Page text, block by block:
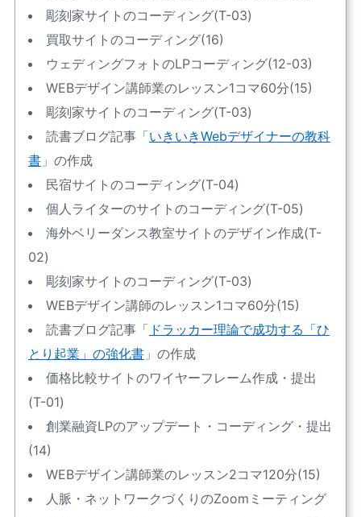
彫刻家サイトのコーディング(T-03)
買取サイトのコーディング(16)
ウェディングフォトのLPコーディング(12-03)
WEBデザイン講師業のレッスン1コマ60分(15)
彫刻家サイトのコーディング(T-03)
読書ブログ記事「いきいきWebデザイナーの教科
書」の作成
民宿サイトのコーディング(T-04)
個人ライターのサイトのコーディング(T-05)
海外ベリーダンス教室サイトのデザイン作成(T-
02)
彫刻家サイトのコーディング(T-03)
WEBデザイン講師のレッスン1コマ60分(15)
読書ブログ記事「 ドラッカー理論で成功する「ひ
とり起業」の強化書」の作成
価格比較サイトのワイヤーフレーム作成・提出
(T-01)
創業融資LPのアップデート・コーディング・提出
(14)
WEBデザイン講師業のレッスン2コマ120分(15)
人脈・ネットワークづくりのZoomミーティング